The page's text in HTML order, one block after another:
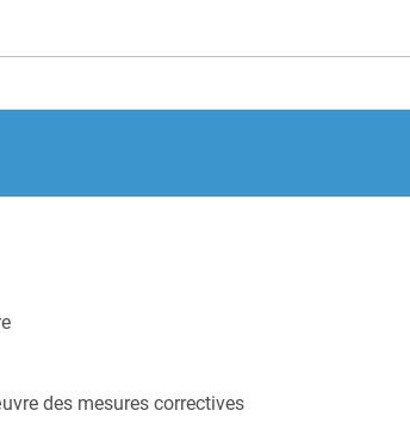
des mesures correctives